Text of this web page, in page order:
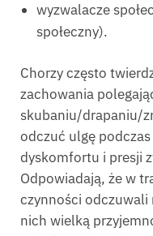
wyzwalacze
społeczny).
Chorzy często
zachowania
skubaniu/drapaniu/
odczuć ulgę
dyskomfortu i presji
Odpowiadają, że w
czynności odczuwali
nich wielką